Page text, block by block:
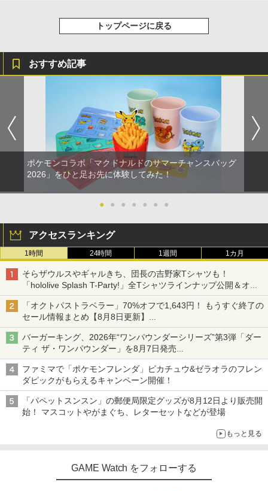
トップページに戻る
おすすめ記事
ポケモンコラボ「マクドナルドのサマーチャンスバッグ
2026」をひと足お先に体験してみた！
● ● ● ● ● ● ●
アクセスランキング
1時間 24時間 1週間 1カ月
そらザウルスやギャルきち、団長の吉野家Tシャツも！
「hololive Splash T-Party!」全Tシャツラインナップ公開＆オン
ライン販売開始
「オクトパストラベラー」70%オフで1,643円！ もうすぐ終了の
セール情報まとめ【8月8日更新】
ニンテンドーeショップでは「大神 絶景版」が67%オフで990円
バーガーキング、2026年“ワンパウンダーシリーズ”第3弾「ダー
ティ ザ・ワンパウンダー」を8月7日発売
「特製ガーリックマヨソース」を使用した超大型チーズバーガー
ファミマで「ポケモンフレンダ」ピカチュウ&ゼラオラのフレン
ダピックがもらえるキャンペーン開催！
「パペットスンスン」の郵便局限定グッズが8月12日より販売開
始！ マスコットやがまぐち、レターセットなどが登場
もっと見る
GAME Watch をフォローする